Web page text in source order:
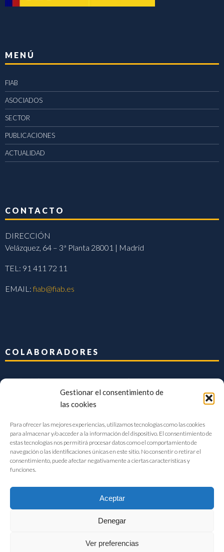
Gestionar el consentimiento de
las cookies
Para ofrecer las mejores experiencias, utilizamos tecnologías como las cookies
para almacenar y/o acceder a la información del dispositivo. El consentimiento de
estas tecnologías nos permitirá procesar datos como el comportamiento de
navegación o las identificaciones únicas en este sitio. No consentir o retirar el
consentimiento, puede afectar negativamente a ciertas características y
funciones.
Aceptar
Denegar
Ver preferencias
MENÚ
FIAB
ASOCIADOS
SECTOR
PUBLICACIONES
ACTUALIDAD
CONTACTO
DIRECCIÓN
Velázquez, 64 – 3ª Planta 28001 | Madrid
TEL: 91 411 72 11
EMAIL:fiab@fiab.es
COLABORADORES
FIAB Federación Española de Industrias de la Alimentación y Bebidas